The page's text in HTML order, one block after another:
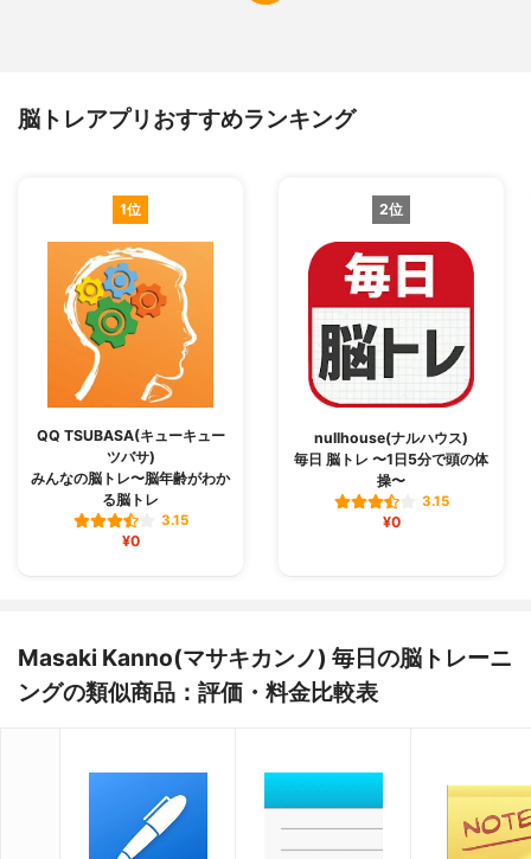
脳トレアプリおすすめランキング
1位
QQ TSUBASA(キューキュー
ツバサ)
みんなの脳トレ〜脳年齢がわか
る脳トレ
3.15
¥0
2位
nullhouse(ナルハウス)
毎日 脳トレ 〜1日5分で頭の体
操〜
3.15
¥0
Masaki Kanno(マサキカンノ) 毎日の脳トレーニ
ングの類似商品：評価・料金比較表